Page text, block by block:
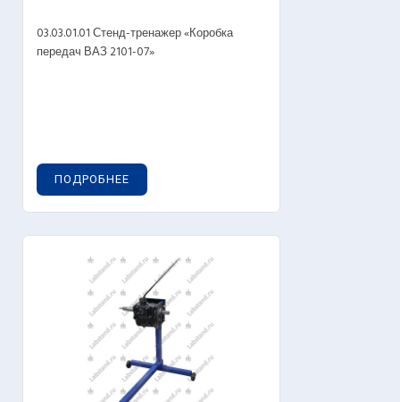
03.03.01.01 Стенд-тренажер «Коробка
передач ВАЗ 2101-07»
ПОДРОБНЕЕ